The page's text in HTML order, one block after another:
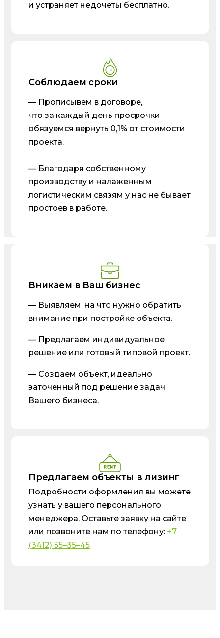
и устраняет недочеты бесплатно.
Соблюдаем сроки
— Прописывем в договоре,
что за каждый день просрочки
обязуемся вернуть 0,1% от стоимости
проекта.
— Благодаря собственному
производству и налаженным
логистическим связям у нас не бывает
простоев в работе.
Вникаем в Ваш бизнес
— Выявляем, на что нужно обратить
внимание при постройке объекта.
— Предлагаем индивидуальное
решение или готовый типовой проект.
— Создаем объект, идеально
заточенный под решение задач
Вашего бизнеса.
Предлагаем объекты в лизинг
Подробности оформления вы можете
узнать у вашего персонального
менеджера. Оставьте заявку на сайте
или позвоните нам по телефону: +7
(3412) 55–35–45